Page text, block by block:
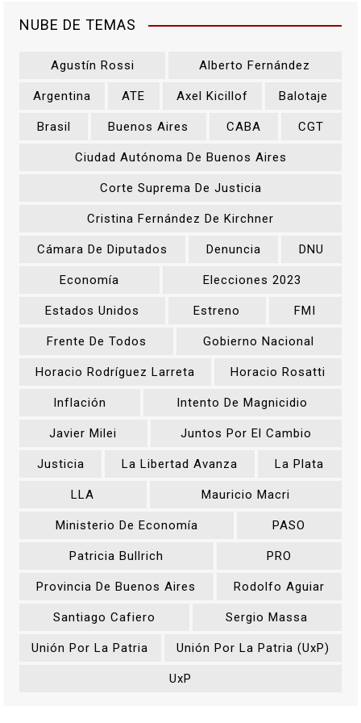
NUBE DE TEMAS
Agustín Rossi Alberto Fernández
Argentina ATE Axel Kicillof Balotaje
Brasil Buenos Aires CABA CGT
Ciudad Autónoma De Buenos Aires
Corte Suprema De Justicia
Cristina Fernández De Kirchner
Cámara De Diputados Denuncia DNU
Economía Elecciones 2023
Estados Unidos Estreno FMI
Frente De Todos Gobierno Nacional
Horacio Rodríguez Larreta Horacio Rosatti
Inflación Intento De Magnicidio
Javier Milei Juntos Por El Cambio
Justicia La Libertad Avanza La Plata
LLA Mauricio Macri
Ministerio De Economía PASO
Patricia Bullrich PRO
Provincia De Buenos Aires Rodolfo Aguiar
Santiago Cafiero Sergio Massa
Unión Por La Patria Unión Por La Patria (UxP)
UxP